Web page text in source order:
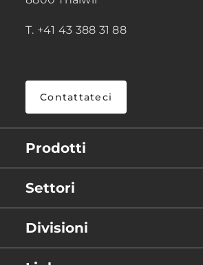
T. +41 43 388 31 88
Contattateci
Prodotti
Settori
Divisioni